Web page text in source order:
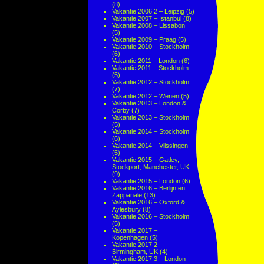
(8)
Vakantie 2006 2 – Leipzig (5)
Vakantie 2007 – Istanbul (8)
Vakantie 2008 – Lissabon
(5)
Vakantie 2009 – Praag (5)
Vakantie 2010 – Stockholm
(6)
Vakantie 2011 – London (6)
Vakantie 2011 – Stockholm
(5)
Vakantie 2012 – Stockholm
(7)
Vakantie 2012 – Wenen (5)
Vakantie 2013 – London &
Corby (7)
Vakantie 2013 – Stockholm
(5)
Vakantie 2014 – Stockholm
(6)
Vakantie 2014 – Vlissingen
(5)
Vakantie 2015 – Gatley,
Stockport, Manchester, UK
(9)
Vakantie 2015 – London (6)
Vakantie 2016 – Berlijn en
Zappanale (13)
Vakantie 2016 – Oxford &
Aylesbury (8)
Vakantie 2016 – Stockholm
(5)
Vakantie 2017 –
Kopenhagen (5)
Vakantie 2017 2 –
Birmingham, UK (4)
Vakantie 2017 3 – London